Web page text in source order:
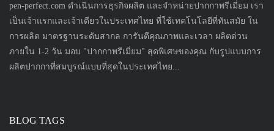
pen-perfect.com ดำเนินการธุรกิจผลิต และจำหน่ายปากกาพรีเมี่ยม เรา
เป็นเจ้าแรกและเจ้าเดียวในประเทศไทย ที่ใช้เทคโนโลยีที่ทันสมัย ใน
การผลิต มาตรฐานระดับสากล การันตีคุณภาพและเวลา ผลิตด่วน
ภายใน 1-2 วัน มอบ "ปากกาพรีเมี่ยม" สุดพิเศษของคุณ กับรูปแบบการ
ผลิตปากกาที่สมบูรณ์แบบที่สุดในประเทศไทย...
BLOG TAGS